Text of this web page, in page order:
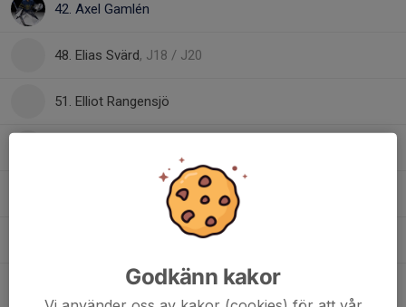
42. Axel Gamlén
48. Elias Svärd, J18 / J20
51. Elliot Rangensjö
88. Wille MårtenssonGodkänn kakor